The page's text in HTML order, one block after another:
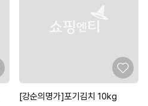
[강순의명가]포기김치 10kg